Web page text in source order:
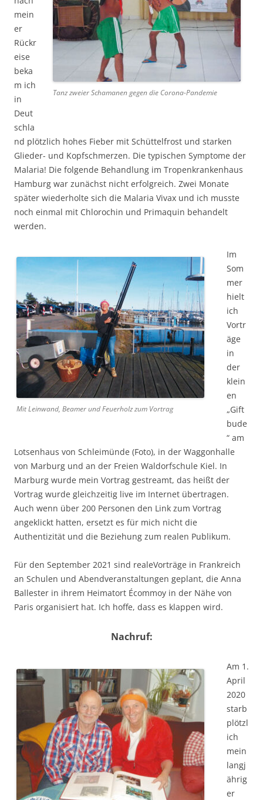
Tanz zweier Schamanen gegen die Corona-Pandemie
mein
er
Rückr
eise
beka
m ich
in
Deut
schla
nd plötzlich hohes Fieber mit Schüttelfrost und starken
Glieder- und Kopfschmerzen. Die typischen Symptome der
Malaria! Die folgende Behandlung im Tropenkrankenhaus
Hamburg war zunächst nicht erfolgreich. Zwei Monate
später wiederholte sich die Malaria Vivax und ich musste
noch einmal mit Chlorochin und Primaquin behandelt
werden.
Mit Leinwand, Beamer und Feuerholz zum Vortrag
Im
Som
mer
hielt
ich
Vortr
äge
in
der
klein
en
„Gift
bude
“ am
Lotsenhaus von Schleimünde (Foto), in der Waggonhalle
von Marburg und an der Freien Waldorfschule Kiel. In
Marburg wurde mein Vortrag gestreamt, das heißt der
Vortrag wurde gleichzeitig live im Internet übertragen.
Auch wenn über 200 Personen den Link zum Vortrag
angeklickt hatten, ersetzt es für mich nicht die
Authentizität und die Beziehung zum realen Publikum.
Für den September 2021 sind realeVorträge in Frankreich
an Schulen und Abendveranstaltungen geplant, die Anna
Ballester in ihrem Heimatort Écommoy in der Nähe von
Paris organisiert hat. Ich hoffe, dass es klappen wird.
Nachruf:
Am 1.
April
2020
starb
plötzl
ich
mein
langj
ährig
er